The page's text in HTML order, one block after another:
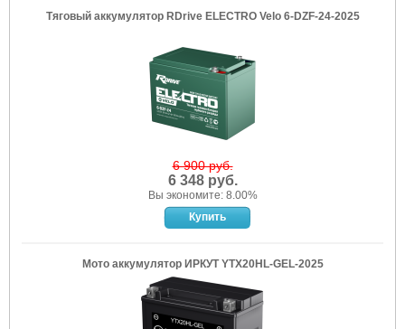
Тяговый аккумулятор RDrive ELECTRO Velo 6-DZF-24-2025
6 900 руб.
6 348 руб.
Вы экономите: 8.00%
Мото аккумулятор ИРКУТ YTX20HL-GEL-2025